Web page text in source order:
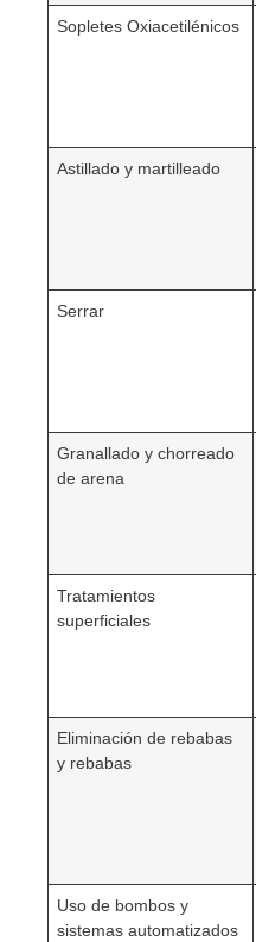
Sopletes Oxiacetilénicos
Astillado y martilleado
Serrar
Granallado y chorreado
de arena
Tratamientos
superficiales
Eliminación de rebabas
y rebabas
Uso de bombos y
sistemas automatizados